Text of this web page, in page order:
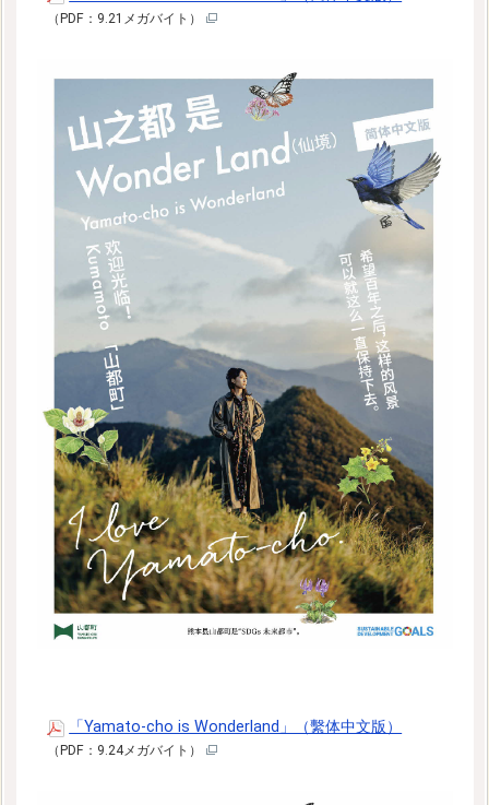
（PDF：9.21メガバイト）
「Yamato-cho is Wonderland」（繫体中文版）
（PDF：9.24メガバイト）